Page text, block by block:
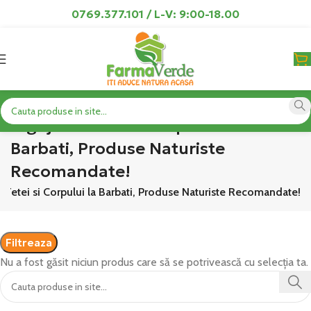
0769.377.101 / L-V: 9:00-18.00
Ingrijirea Fetei si Corpului la
Barbati, Produse Naturiste
Recomandate!
Fetei si Corpului la Barbati, Produse Naturiste Recomandate!
Filtreaza
Nu a fost găsit niciun produs care să se potrivească cu selecția ta.